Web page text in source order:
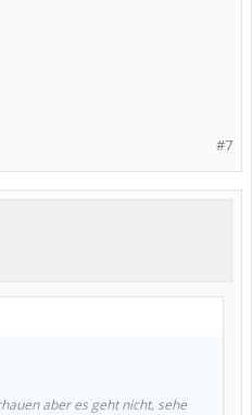
#7
aber es geht nicht, sehe